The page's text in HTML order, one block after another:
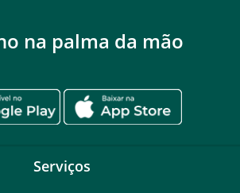
na palma da mão
Serviços